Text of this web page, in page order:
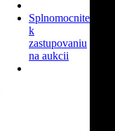
Splnomocnite
k
zastupovaniu
na aukcii